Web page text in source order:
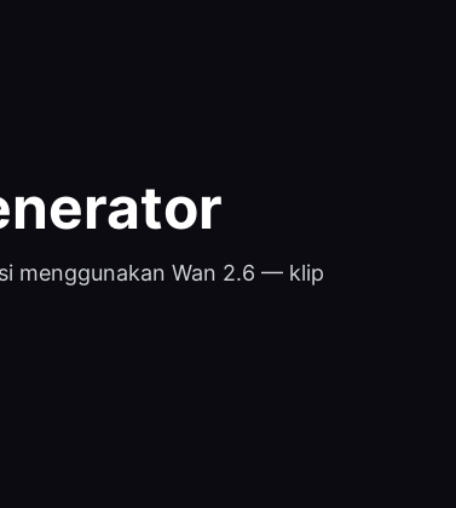
menggunakan Wan 2.6 — klip